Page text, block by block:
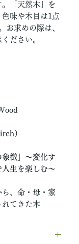
「天然木」を
味や木目は1点
お求めの際は、
ださい。
）
徴」〜変化す
生を楽しむ〜
、命・母・家
れてきた木